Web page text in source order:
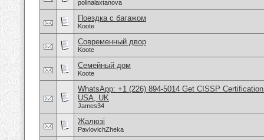
polinalaxtanova
Поездка с багажом
Koote
Современный двор
Koote
Семейный дом
Koote
WhatsApp: +1 (226) 894-5014​ Get CISSP
USA, UK
James34
Жалюзі
PavlovichZheka